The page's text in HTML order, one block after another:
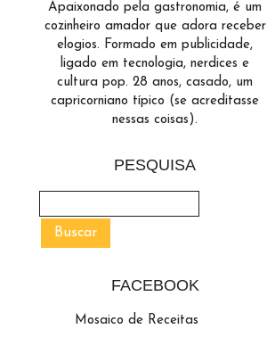
Apaixonado pela gastronomia, é um
cozinheiro amador que adora receber
elogios. Formado em publicidade,
ligado em tecnologia, nerdices e
cultura pop. 28 anos, casado, um
capricorniano típico (se acreditasse
nessas coisas).
PESQUISA
FACEBOOK
Mosaico de Receitas